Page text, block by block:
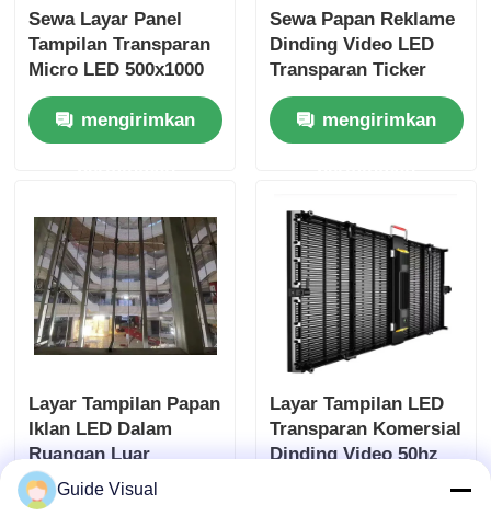
Sewa Layar Panel
Tampilan Transparan
Micro LED 500x1000
Kustom Kunci Cepat
mengirimkan
Sewa Papan Reklame
Dinding Video LED
Transparan Ticker
Konser
mengirimkan
Layar Tampilan Papan
Iklan LED Dalam
Ruangan Luar
Ruangan Transparan
Ultra Tipis
Layar Tampilan LED
Transparan Komersial
Dinding Video 50hz
Guide Visual